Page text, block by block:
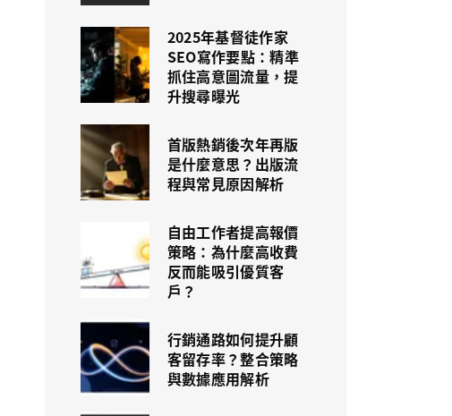
2025年基督徒作家
SEO寫作要點：精準
抓住高意圖流量，提
升搜尋曝光
首版熱銷後次年再版
是什麼意思？出版流
程與常見原因解析
自由工作者提高報價
策略：為什麼高收費
反而能吸引優質客
戶？
行銷通路如何提升顧
客留存率？整合策略
與數據應用解析